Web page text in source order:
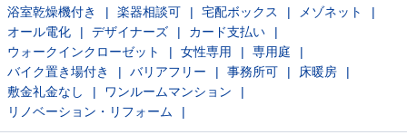
浴室乾燥機付き
楽器相談可 宅配ボックス
メゾネット
オール電化
デザイナーズ
カード支払い
ウォークインクローゼット
女性専用
専用庭
バイク置き場付き
バリアフリー 事務所可
床暖房
敷金礼金なし
ワンルームマンション
リノベーション・リフォーム